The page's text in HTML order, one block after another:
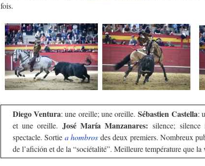
fois.
Diego Ventura: une oreille; une oreille.Sébastien Castella:
et une oreille.José María Manzanares: silence;
spectacle. Sortiea hombros des deux premiers. Nombreux
de l’afición et de la “sociétalité”. Meilleure température que la